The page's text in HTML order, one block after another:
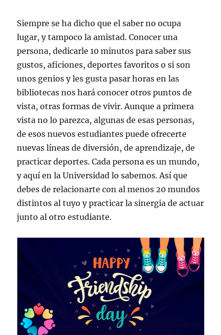
Siempre se ha dicho que el saber no ocupa
lugar, y tampoco la amistad. Conocer una
persona, dedicarle 10 minutos para saber sus
gustos, aficiones, deportes favoritos o si son
unos genios y les gusta pasar horas en las
bibliotecas nos hará conocer otros puntos de
vista, otras formas de vivir. Aunque a primera
vista no lo parezca, algunas de esas personas,
de esos nuevos estudiantes puede ofrecerte
nuevas líneas de diversión, de aprendizaje, de
practicar deportes. Cada persona es un mundo,
y aquí en la Universidad lo sabemos. Así que
debes de relacionarte con al menos 20 mundos
distintos al tuyo y practicar la sinergia de actuar
junto al otro estudiante.